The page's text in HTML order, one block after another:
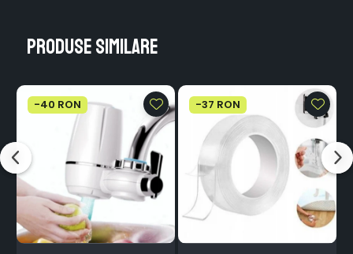
Produse similare
-40 RON -37 RON